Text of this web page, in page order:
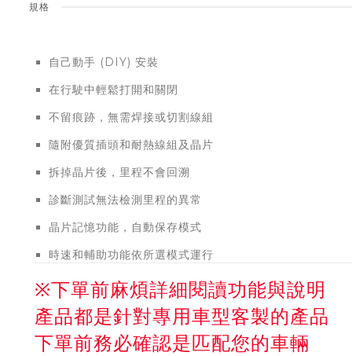
規格
自己動手 (DIY) 安裝
在行駛中輕鬆打開和關閉
不留痕跡，無需焊接或切割線組
隨附優質插頭和耐熱線組及晶片
拆掉晶片後，里程不會回溯
診斷測試無法檢測里程的異常
晶片記憶功能，自動保存模式
時速和輔助功能依所選模式運行
※下單前麻煩詳細閱讀功能與說明
產品都是針對專用車型客製的產品
下單前務必確認是匹配您的車輛